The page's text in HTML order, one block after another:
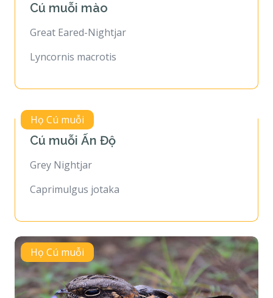
Cú muỗi mào
Great Eared-Nightjar
Lyncornis macrotis
Họ Cú muỗi
Cú muỗi Ấn Độ
Grey Nightjar
Caprimulgus jotaka
Họ Cú muỗi